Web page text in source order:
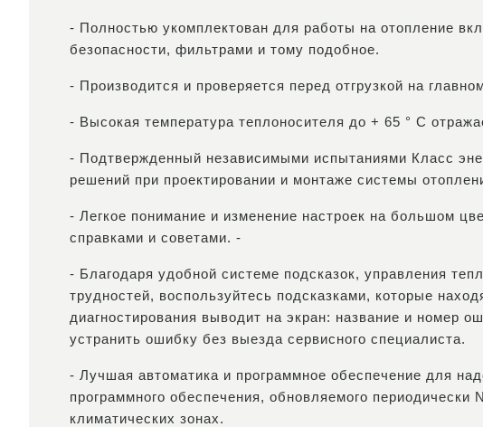
- Полностью укомплектован для работы на отопление
безопасности, фильтрами и тому подобное.
- Производится и проверяется перед отгрузкой на
- Высокая температура теплоносителя до + 65 ° С
- Подтвержденный независимыми испытаниями Класс
решений при проектировании и монтаже системы
- Легкое понимание и изменение настроек на большом
справками и советами. -
- Благодаря удобной системе подсказок, управления
трудностей, воспользуйтесь подсказками, которые
диагностирования выводит на экран: название и номер
устранить ошибку без выезда сервисного специалиста.
- Лучшая автоматика и программное обеспечение для
программного обеспечения, обновляемого
климатических зонах.